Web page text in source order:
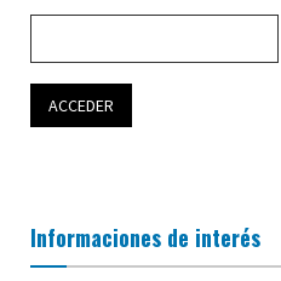
Informaciones de interés